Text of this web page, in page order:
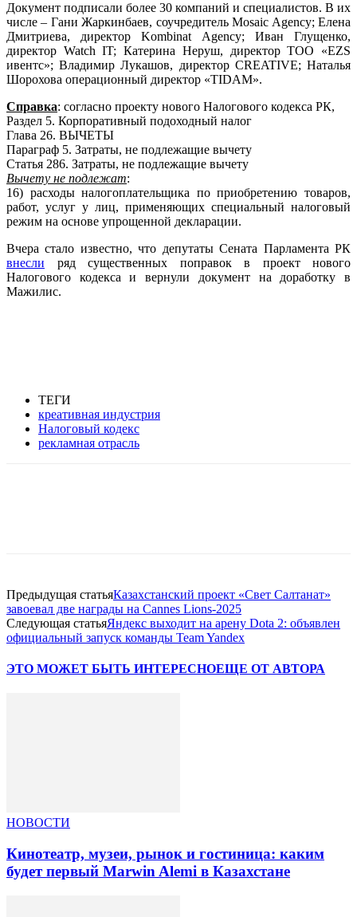
Документ подписали более 30 компаний и специалистов. В их
числе – Гани Жаркинбаев, соучредитель Mosaic Agency; Елена
Дмитриева, директор Kombinat Agency; Иван Глущенко,
директор Watch IT; Катерина Неруш, директор ТОО «EZS
ивентс»; Владимир Лукашов, директор CREATIVE; Наталья
Шорохова операционный директор «TIDAM».
Справка: согласно проекту нового Налогового кодекса РК,
Раздел 5. Корпоративный подоходный налог
Глава 26. ВЫЧЕТЫ
Параграф 5. Затраты, не подлежащие вычету
Статья 286. Затраты, не подлежащие вычету
Вычету не подлежат:
16) расходы налогоплательщика по приобретению товаров,
работ, услуг у лиц, применяющих специальный налоговый
режим на основе упрощенной декларации.
Вчера стало известно, что депутаты Сената Парламента РК
внесли ряд существенных поправок в проект нового
Налогового кодекса и вернули документ на доработку в
Мажилис.
ТЕГИ
креативная индустрия
Налоговый кодекс
рекламная отрасль
Предыдущая статьяКазахстанский проект «Свет Салтанат»
завоевал две награды на Cannes Lions-2025
Следующая статьяЯндекс выходит на арену Dota 2: объявлен
официальный запуск команды Team Yandex
ЭТО МОЖЕТ БЫТЬ ИНТЕРЕСНОЕЩЕ ОТ АВТОРА
НОВОСТИ
Кинотеатр, музеи, рынок и гостиница: каким
будет первый Marwin Alemi в Казахстане